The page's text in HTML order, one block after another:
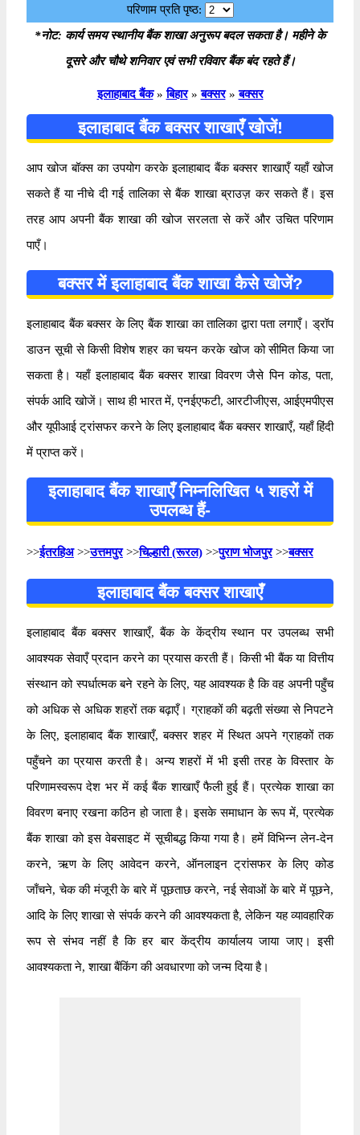
परिणाम प्रति पृष्ठ:
*नोट: कार्य समय स्थानीय बैंक शाखा अनुरूप बदल सकता है। महीने के
दूसरे और चौथे शनिवार एवं सभी रविवार बैंक बंद रहते हैं।
इलाहाबाद बैंक » बिहार » बक्सर » बक्सर
इलाहाबाद बैंक बक्सर शाखाएँ खोजें!
आप खोज बॉक्स का उपयोग करके इलाहाबाद बैंक बक्सर शाखाएँ यहाँ खोज
सकते हैं या नीचे दी गई तालिका से बैंक शाखा ब्राउज़ कर सकते हैं। इस
तरह आप अपनी बैंक शाखा की खोज सरलता से करें और उचित परिणाम
पाएँ।
बक्सर में इलाहाबाद बैंक शाखा कैसे खोजें?
इलाहाबाद बैंक बक्सर के लिए बैंक शाखा का तालिका द्वारा पता लगाएँ। ड्रॉप
डाउन सूची से किसी विशेष शहर का चयन करके खोज को सीमित किया जा
सकता है। यहाँ इलाहाबाद बैंक बक्सर शाखा विवरण जैसे पिन कोड, पता,
संपर्क आदि खोजें। साथ ही भारत में, एनईएफटी, आरटीजीएस, आईएमपीएस
और यूपीआई ट्रांसफर करने के लिए इलाहाबाद बैंक बक्सर शाखाएँ, यहाँ हिंदी
में प्राप्त करें।
इलाहाबाद बैंक शाखाएँ निम्नलिखित ५ शहरों में
उपलब्ध हैं-
>>ईतरहिअ>>उत्तमपुर>>चिल्हारी (रूरल) >>पुराण भोजपुर>>बक्सर
इलाहाबाद बैंक बक्सर शाखाएँ
इलाहाबाद बैंक बक्सर शाखाएँ, बैंक के केंद्रीय स्थान पर उपलब्ध सभी
आवश्यक सेवाएँ प्रदान करने का प्रयास करती हैं। किसी भी बैंक या वित्तीय
संस्थान को स्पर्धात्मक बने रहने के लिए, यह आवश्यक है कि वह अपनी पहुँच
को अधिक से अधिक शहरों तक बढ़ाएँ। ग्राहकों की बढ़ती संख्या से निपटने
के लिए, इलाहाबाद बैंक शाखाएँ, बक्सर शहर में स्थित अपने ग्राहकों तक
पहुँचने का प्रयास करती है। अन्य शहरों में भी इसी तरह के विस्तार के
परिणामस्वरूप देश भर में कई बैंक शाखाएँ फैली हुई हैं। प्रत्येक शाखा का
विवरण बनाए रखना कठिन हो जाता है। इसके समाधान के रूप में, प्रत्येक
बैंक शाखा को इस वेबसाइट में सूचीबद्ध किया गया है। हमें विभिन्न लेन-देन
करने, ऋण के लिए आवेदन करने, ऑनलाइन ट्रांसफर के लिए कोड
जाँचने, चेक की मंजूरी के बारे में पूछताछ करने, नई सेवाओं के बारे में पूछने,
आदि के लिए शाखा से संपर्क करने की आवश्यकता है, लेकिन यह व्यावहारिक
रूप से संभव नहीं है कि हर बार केंद्रीय कार्यालय जाया जाए। इसी
आवश्यकता ने, शाखा बैंकिंग की अवधारणा को जन्म दिया है।